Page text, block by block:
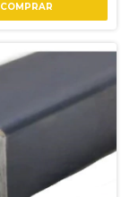
COMPRAR